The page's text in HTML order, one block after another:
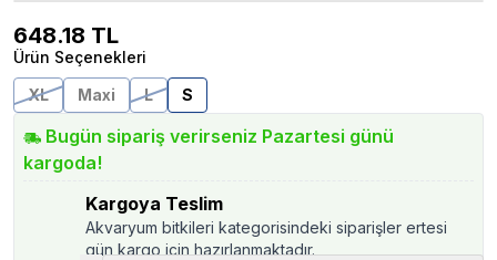
648.18 TL
Ürün Seçenekleri
XL
Maxi L S
Bugün sipariş verirseniz Pazartesi günü
kargoda!
Kargoya Teslim
Akvaryum bitkileri kategorisindeki siparişler ertesi
gün kargo için hazırlanmaktadır.